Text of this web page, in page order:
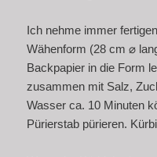
Ich nehme immer
Wähenform (28 cm ⌀
Backpapier in die Form
zusammen mit Salz,
Wasser ca. 10 Minuten
Pürierstab pürieren.